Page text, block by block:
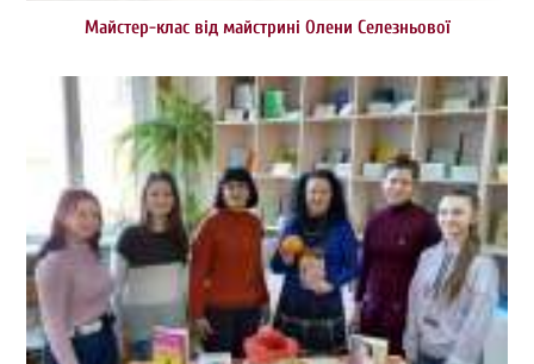
Майстер-клас від майстрині Олени Селезньової